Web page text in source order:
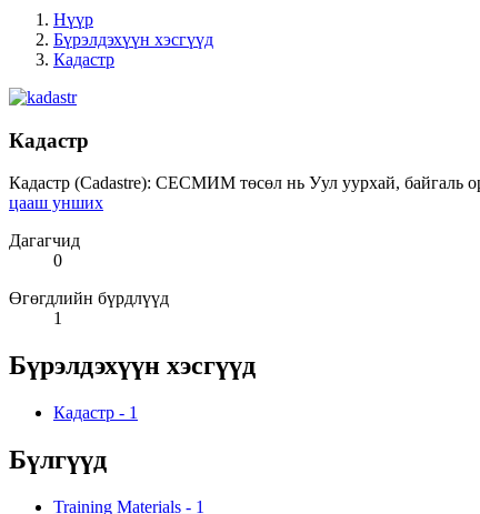
Нүүр
Бүрэлдэхүүн хэсгүүд
Кадастр
Кадастр
Кадастр (Cadastre): СЕСМИМ төсөл нь Уул уурхай, байгаль
цааш унших
Дагагчид
0
Өгөгдлийн бүрдлүүд
1
Бүрэлдэхүүн хэсгүүд
Кадастр - 1
Бүлгүүд
Training Materials - 1